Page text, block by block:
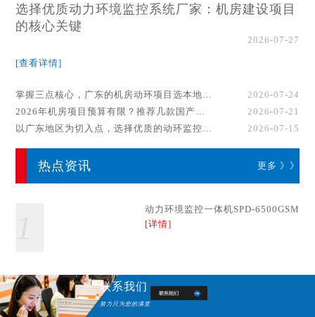
选择优质动力环境监控系统厂家：机房建设项目
的核心关键
2026-07-27
[查看详情]
掌握三点核心，广东的机房动环项目选本地厂家事半功倍！
2026-07-24
2026年机房项目预算有限？推荐几款国产动环监控系统品牌
2026-07-21
以广东地区为切入点，选择优质的动环监控系统厂家
2026-07-15
热点资讯 更多 》》
动力环境监控一体机SPD-6500GSM
[详情]
联系我们
努力只为您的满意